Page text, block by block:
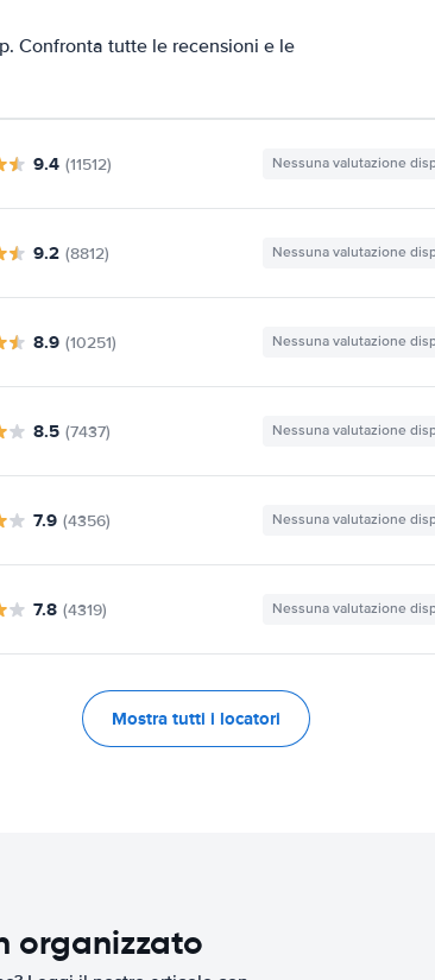
Confronta tutte le recensioni e le
9.4 (11512) Nessuna valutazione
9.2 (8812) Nessuna valutazione
8.9 (10251) Nessuna valutazione
8.5 (7437) Nessuna valutazione
7.9 (4356) Nessuna valutazione
7.8 (4319) Nessuna valutazione
Mostra tutti i locatori
organizzato